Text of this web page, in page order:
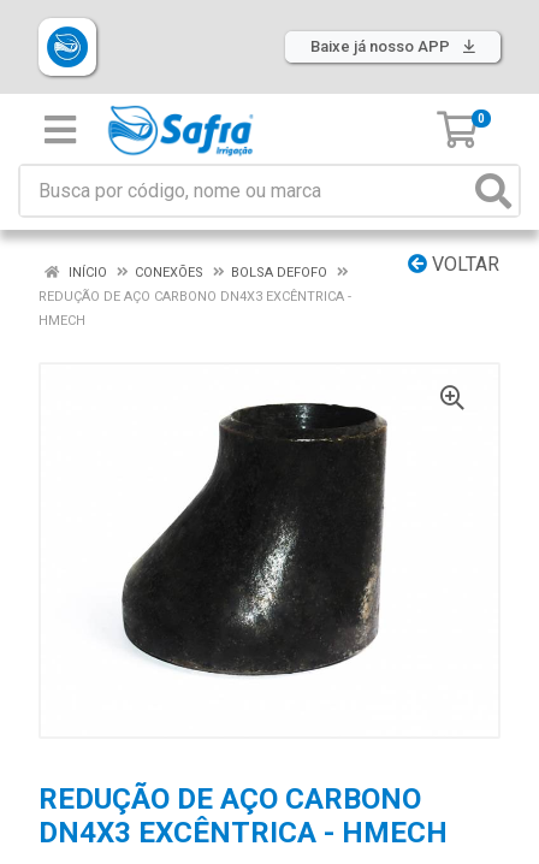
Baixe já nosso APP
0
VOLTAR
INÍCIO CONEXÕES
BOLSA DEFOFO
REDUÇÃO DE AÇO CARBONO DN4X3 EXCÊNTRICA -
HMECH
REDUÇÃO DE AÇO CARBONO
DN4X3 EXCÊNTRICA - HMECH